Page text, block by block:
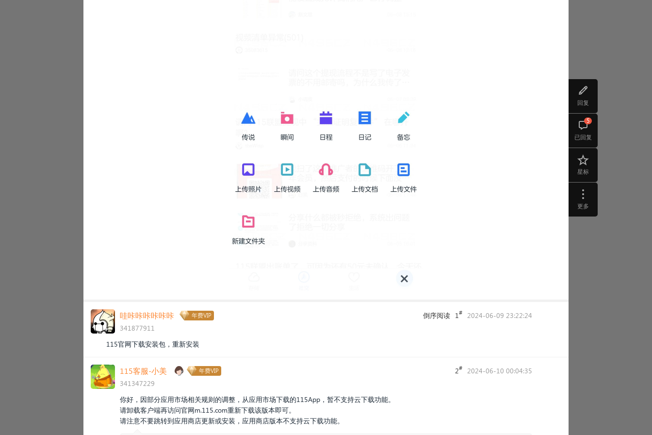
回复
已回复
5
星标
更多
哇咔咔咔咔咔咔 年费VIP
341877911
倒序阅读 1# 2024-06-09 23:22:24
115官网下载安装包，重新安装
115客服-小美 年费VIP
341347229
2# 2024-06-10 00:04:35
你好，因部分应用市场相关规则的调整，从应用市场下载的115App，暂不支持云下载功能。
请卸载客户端再访问官网m.115.com重新下载该版本即可。
请注意不要跳转到应用商店更新或安装，应用商店版本不支持云下载功能。